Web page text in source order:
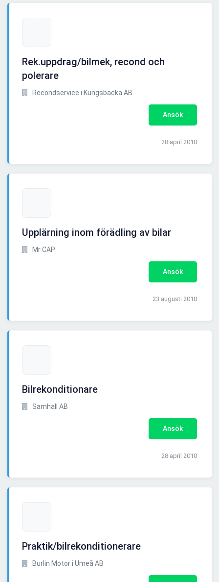
Rek.uppdrag/bilmek, recond och
polerare
Recondservice i Kungsbacka AB
Ansök
28 april 2010
Upplärning inom förädling av bilar
Mr CAP
Ansök
23 augusti 2010
Bilrekonditionare
Samhall AB
Ansök
28 april 2010
Praktik/bilrekonditionerare
Burlin Motor i Umeå AB